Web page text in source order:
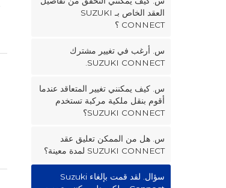
العقد الخاص بـ SUZUKI
CONNECT ؟
س. أرغب في تغيير مشترك
SUZUKI CONNECT.
س. كيف يمكنني تغيير المتعاقد عندما
أقوم بنقل ملكية مركبة تستخدم
SUZUKI CONNECT؟
س. هل من الممكن تعليق عقد
SUZUKI CONNECT لمدة معينة؟
سؤال. لقد قمت بإلغاء Suzuki